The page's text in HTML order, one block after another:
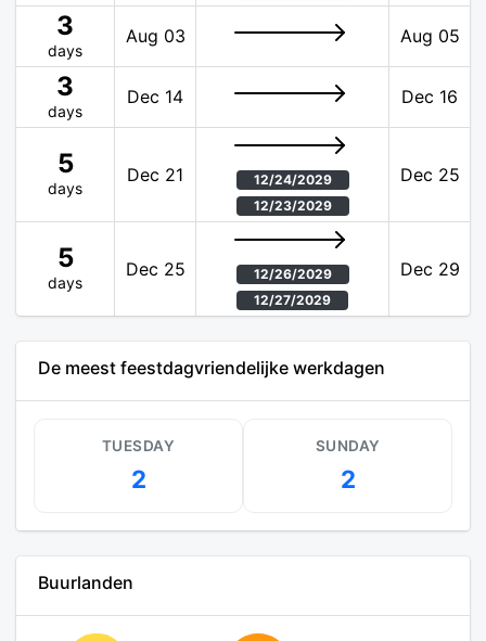
3
days
Aug 03 Aug 05
3
days
Dec 14 Dec 16
5
days
Dec 21
12/24/2029
12/23/2029
Dec 25
5
days
Dec 25
12/26/2029
12/27/2029
Dec 29
De meest feestdagvriendelijke werkdagen
TUESDAY
2
SUNDAY
2
Buurlanden